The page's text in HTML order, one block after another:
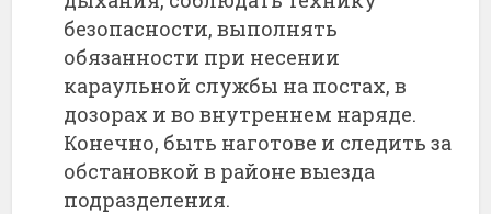
безопасности, выполнять
обязанности при несении
караульной службы на постах, в
дозорах и во внутреннем наряде.
Конечно, быть наготове и следить за
обстановкой в районе выезда
подразделения.